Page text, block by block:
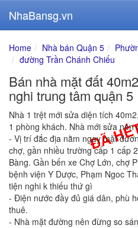
NhaBansg.vn
Home Nhà bán Quận 5
đường Trần Chánh Chiếu
Bán nhà mặt đất
nghi trung tâm quận 5
Nhà 1 trệt mới sửa diện tích
1 phòng khách. Nhà mới sửa nên
- Vị trí đắc địa nằm ngay mặt
chợ, gần nhiều trường cấp 1 cấp
Bàng. Gần bến xe Chợ Lớn, chợ
bệnh viện Y Dược, Phạm Ngoc
tiện nghi k thiếu thứ gì
- Điện nước đầy đủ giá dân, phù
thuê.
- Nhà mặt đường nên đừng so